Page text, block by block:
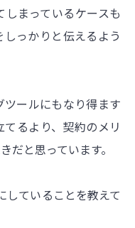
まっているケースも
っかりと伝えるよう
ールにもなり得ます
るより、契約のメリ
だと思っています。
していることを教えて